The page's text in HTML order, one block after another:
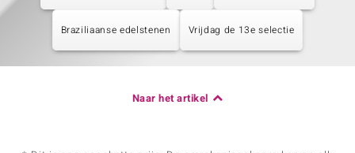
Braziliaanse edelstenen Vrijdag de 13e selectie
Naar het artikel